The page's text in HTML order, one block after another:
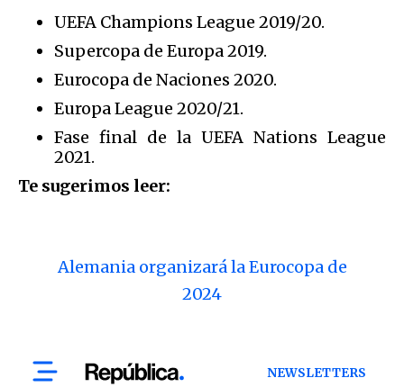
UEFA Champions League 2019/20.
Supercopa de Europa 2019.
Eurocopa de Naciones 2020.
Europa League 2020/21.
Fase final de la UEFA Nations League
2021.
Te sugerimos leer:
Alemania organizará la Eurocopa de
2024